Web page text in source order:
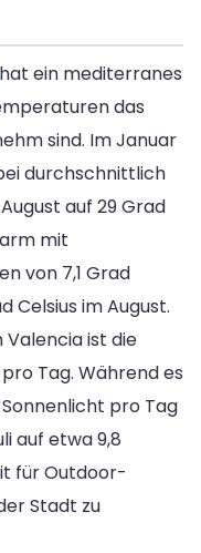
ein mediterranes
das
sind. Im Januar
durchschnittlich
auf 29 Grad
mit
von 7,1 Grad
Celsius im August.
Valencia ist die
Tag. Während es
pro Tag
auf etwa 9,8
für Outdoor-
Stadt zu